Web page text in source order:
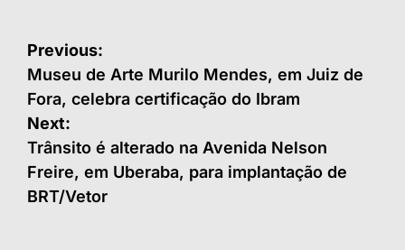
Navegação
de
Post
Previous:
Museu de Arte Murilo Mendes, em Juiz de
Fora, celebra certificação do Ibram
Next:
Trânsito é alterado na Avenida Nelson
Freire, em Uberaba, para implantação de
BRT/Vetor